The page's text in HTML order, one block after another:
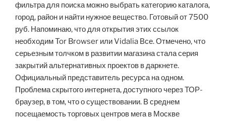
фильтра для поиска можно выбрать категорию каталога,
город, район и найти нужное вещество. Готовый от 7500
руб. Напоминаю, что для открытия этих ссылок
необходим Tor Browser или Vidalia Все. Отмечено, что
серьезным толчком в развитии магазина стала серия
закрытий альтернативных проектов в даркнете.
Официальный представитель ресурса на одном.
Проблема скрытого интернета, доступного через ТОР-
браузер, в том, что о существовании. В среднем
посещаемость торговых центров мега в Москве